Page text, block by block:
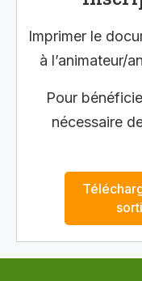
Imprimer le
à l’animateur/
Pour
nécessaire